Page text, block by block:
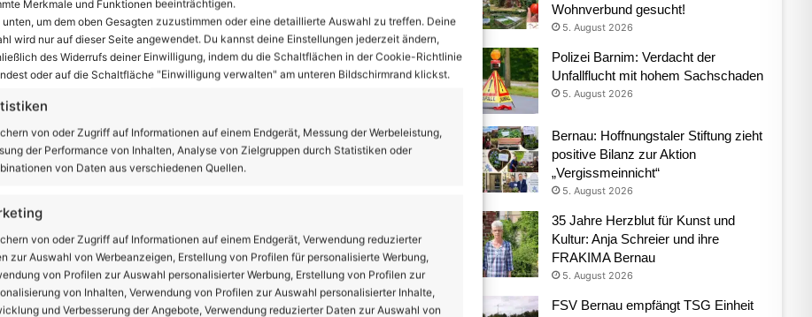
Merkmale und Funktionen beeinträchtigen.
um dem oben Gesagten zuzustimmen oder eine detaillierte Auswahl zu treffen. Deine
wird nur auf dieser Seite angewendet. Du kannst deine Einstellungen jederzeit ändern,
des Widerrufs deiner Einwilligung, indem du die Schaltflächen in der Cookie-Richtlinie
oder auf die Schaltfläche "Einwilligung verwalten" am unteren Bildschirmrand klickst.
von oder Zugriff auf Informationen auf einem Endgerät, Messung der Werbeleistung,
der Performance von Inhalten, Analyse von Zielgruppen durch Statistiken oder
von Daten aus verschiedenen Quellen.
von oder Zugriff auf Informationen auf einem Endgerät, Verwendung reduzierter
zur Auswahl von Werbeanzeigen, Erstellung von Profilen für personalisierte Werbung,
von Profilen zur Auswahl personalisierter Werbung, Erstellung von Profilen zur
von Inhalten, Verwendung von Profilen zur Auswahl personalisierter Inhalte,
und Verbesserung der Angebote, Verwendung reduzierter Daten zur Auswahl von
zum Kriegsende – Blumen für die Opfer des
X
Wohnverbund gesucht!
5. August 2026
Polizei Barnim: Verdacht der
Unfallflucht mit hohem Sachschaden
5. August 2026
Bernau: Hoffnungstaler Stiftung zieht
positive Bilanz zur Aktion
„Vergissmeinnicht“
5. August 2026
35 Jahre Herzblut für Kunst und
Kultur: Anja Schreier und ihre
FRAKIMA Bernau
5. August 2026
FSV Bernau empfängt TSG Einheit